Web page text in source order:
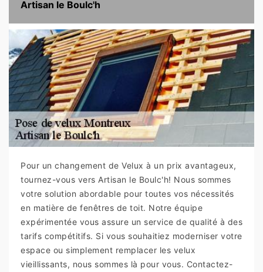
Artisan le Boulc'h
Pour un changement de Velux à un prix avantageux,
tournez-vous vers Artisan le Boulc'h! Nous sommes
votre solution abordable pour toutes vos nécessités
en matière de fenêtres de toit. Notre équipe
expérimentée vous assure un service de qualité à des
tarifs compétitifs. Si vous souhaitiez moderniser votre
espace ou simplement remplacer les velux
vieillissants, nous sommes là pour vous. Contactez-